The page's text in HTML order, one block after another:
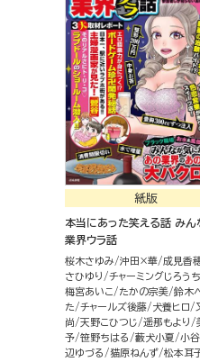
紙版
本当にあった笑える話 みん
業界ウラ話
桜木さゆみ 沖田×華 成見香
さひゆり
チャーミングじろう
梅宮あいこ
たかの宗美 鈴木
た
チャールズ後藤 犬養ヒロ
尚
天野こひつじ 遥那もより
予 笹野ちはる 藪犬小夏 小
辺ゆづる
猫原ねんず 松本耳